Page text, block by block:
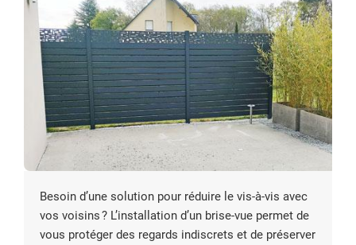
Besoin d’une solution pour réduire le vis-à-vis avec
vos voisins ? L’installation d’un brise-vue permet de
vous protéger des regards indiscrets et de préserver